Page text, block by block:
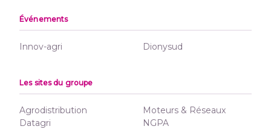
Événements
Innov-agri Dionysud
Les sites du groupe
Agrodistribution
Datagri
Moteurs & Réseaux
NGPA